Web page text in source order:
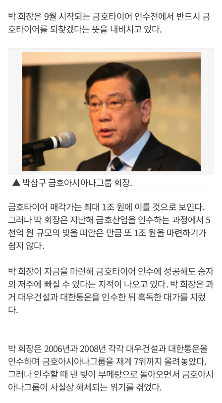
박 회장은 9월 시작되는 금호타이어 인수전에서 반드시 금
호타이어를 되찾겠다는 뜻을 내비치고 있다.
▲ 박삼구 금호아시아나그룹 회장.
금호타이어 매각가는 최대 1조 원에 이를 것으로 보인다.
그러나 박 회장은 지난해 금호산업을 인수하는 과정에서 5
천억 원 규모의 빚을 떠안은 만큼 또 1조 원을 마련하기가
쉽지 않다.
박 회장이 자금을 마련해 금호타이어 인수에 성공해도 승자
의 저주에 빠질 수 있다는 지적이 나오고 있다. 박 회장은 과
거 대우건설과 대한통운을 인수한 뒤 혹독한 대가를 치렀
다.
박 회장은 2006년과 2008년 각각 대우건설과 대한통운을
인수하며 금호아시아나그룹을 재계 7위까지 올려놓았다.
그러나 인수할 때 낸 빚이 부메랑으로 돌아오면서 금호아시
아나그룹이 사실상 해체되는 위기를 겪었다.